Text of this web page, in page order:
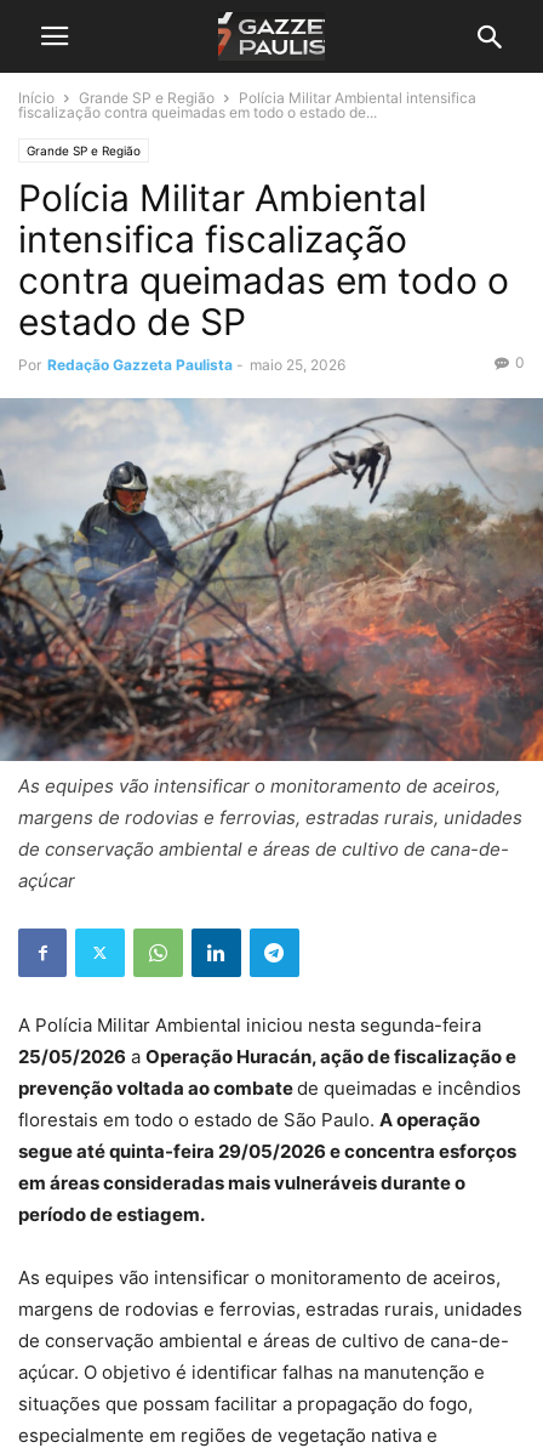
Início Grande SP e Região
Polícia Militar Ambiental intensifica
fiscalização contra queimadas em todo o estado de...
Grande SP e Região
Polícia Militar Ambiental
intensifica fiscalização
contra queimadas em todo o
estado de SP
Por Redação Gazzeta Paulista - maio 25, 2026 0
As equipes vão intensificar o monitoramento de aceiros,
margens de rodovias e ferrovias, estradas rurais, unidades
de conservação ambiental e áreas de cultivo de cana-de-
açúcar
A Polícia Militar Ambiental iniciou nesta segunda-feira
25/05/2026 a Operação Huracán, ação de fiscalização e
prevenção voltada ao combatede queimadas e incêndios
florestais em todo o estado de São Paulo. A operação
segue até quinta-feira 29/05/2026 e concentra esforços
em áreas consideradas mais vulneráveis durante o
período de estiagem.
As equipes vão intensificar o monitoramento de aceiros,
margens de rodovias e ferrovias, estradas rurais, unidades
de conservação ambiental e áreas de cultivo de cana-de-
açúcar. O objetivo é identificar falhas na manutenção e
situações que possam facilitar a propagação do fogo,
especialmente em regiões de vegetação nativa e